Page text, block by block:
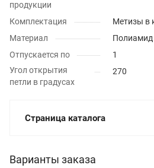
продукции
Комплектация
Метизы в
Материал
Полиамид
Отпускается по
1
Угол открытия
петли в градусах
270
Страница каталога
Варианты заказа